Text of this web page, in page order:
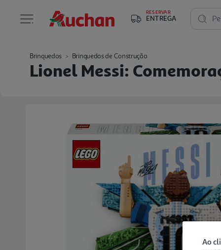
RESERVAR
ENTREGA
Brinquedos Brinquedos de Construção
Lionel Messi:
Ao